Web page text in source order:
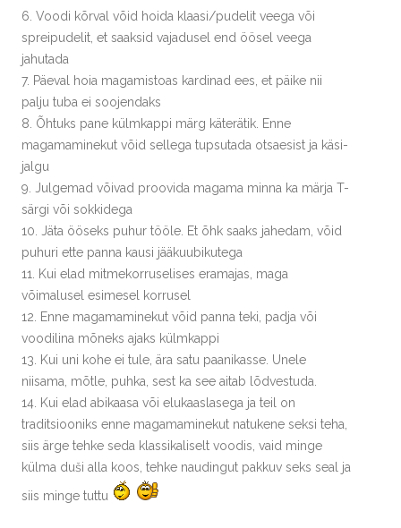
6. Voodi kõrval võid hoida klaasi/pudelit veega või
spreipudelit, et saaksid vajadusel end öösel veega
jahutada
7. Päeval hoia magamistoas kardinad ees, et päike nii
palju tuba ei soojendaks
8. Õhtuks pane külmkappi märg käterätik. Enne
magamaminekut võid sellega tupsutada otsaesist ja käsi-
jalgu
9. Julgemad võivad proovida magama minna ka märja T-
särgi või sokkidega
10. Jäta ööseks puhur tööle. Et õhk saaks jahedam, võid
puhuri ette panna kausi jääkuubikutega
11. Kui elad mitmekorruselises eramajas, maga
võimalusel esimesel korrusel
12. Enne magamaminekut võid panna teki, padja või
voodilina mõneks ajaks külmkappi
13. Kui uni kohe ei tule, ära satu paanikasse. Unele
niisama, mõtle, puhka, sest ka see aitab lõdvestuda.
14. Kui elad abikaasa või elukaaslasega ja teil on
traditsiooniks enne magamaminekut natukene seksi teha,
siis ärge tehke seda klassikaliselt voodis, vaid minge
külma duši alla koos, tehke naudingut pakkuv seks seal ja
siis minge tuttu